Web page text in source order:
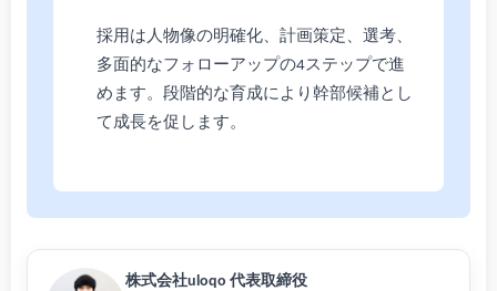
採用は人物像の明確化、計画策定、選考、
多面的なフォローアップの4ステップで進
めます。段階的な育成により幹部候補とし
て成長を促します。
株式会社uloqo 代表取締役